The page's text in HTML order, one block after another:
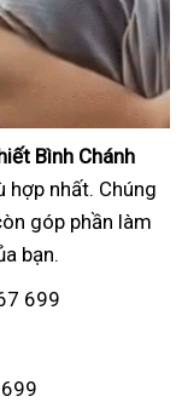
Bình Chánh
hợp nhất. Chúng
góp phần làm
bạn.
699